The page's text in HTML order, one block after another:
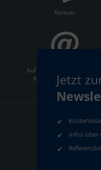
Kontakt
Auf dem Laufenden bleiben:
Newsletter abonnieren
AGB
Impressum
Jetzt
Infos über